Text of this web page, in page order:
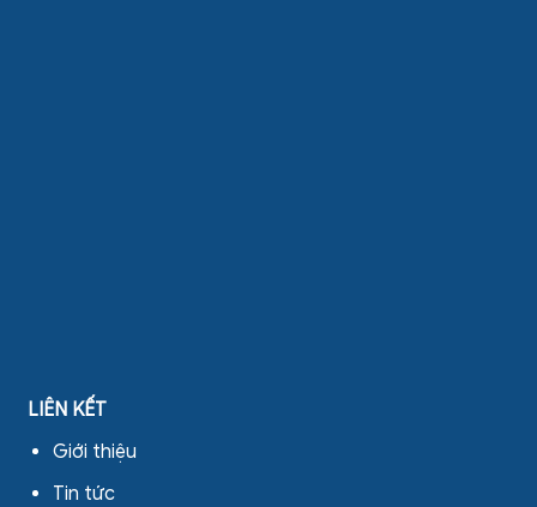
LIÊN KẾT
Giới thiệu
Tin tức